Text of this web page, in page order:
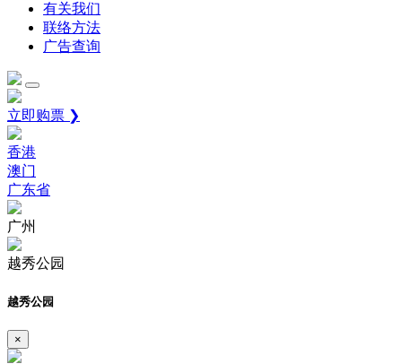
有关我们
联络方法
广告查询
立即购票 ❯
香港
澳门
广东省
广州
越秀公园
越秀公园
×